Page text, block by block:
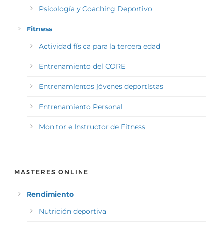
Psicología y Coaching Deportivo
Fitness
Actividad física para la tercera edad
Entrenamiento del CORE
Entrenamientos jóvenes deportistas
Entrenamiento Personal
Monitor e Instructor de Fitness
MÁSTERES ONLINE
Rendimiento
Nutrición deportiva